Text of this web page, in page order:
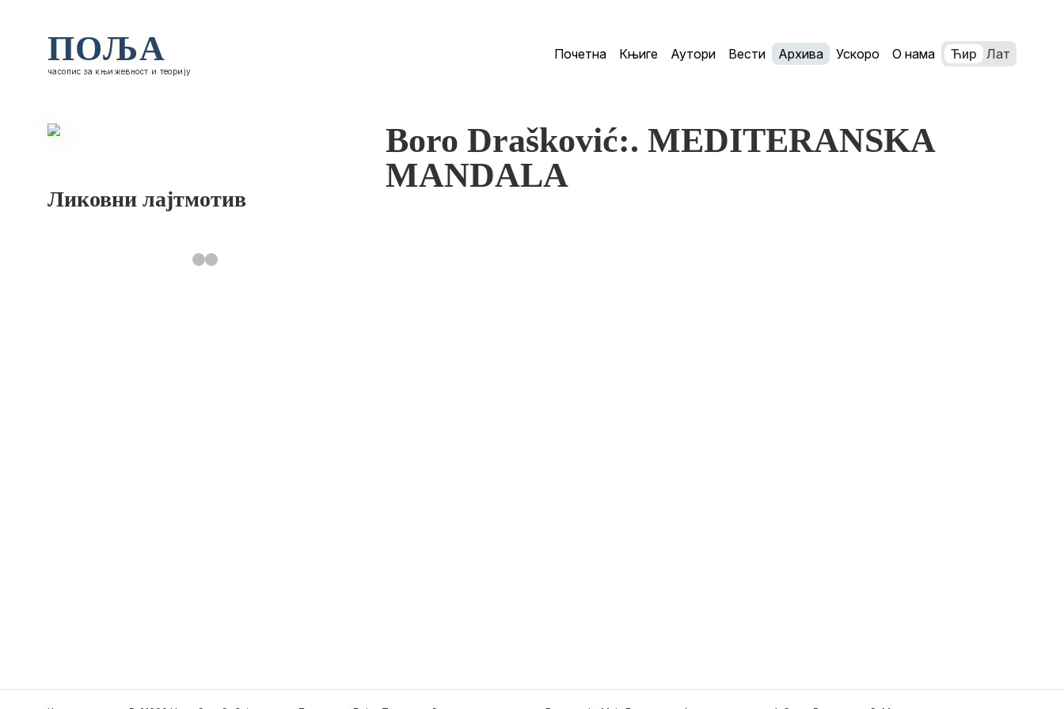
ПОЉА
часопис за књижевност и теорију
Почетна Књиге Аутори Вести Архива Ускоро О нама Ћир Лат
Ликовни лајтмотив
Boro Drašković:. MEDITERANSKA
MANDALA